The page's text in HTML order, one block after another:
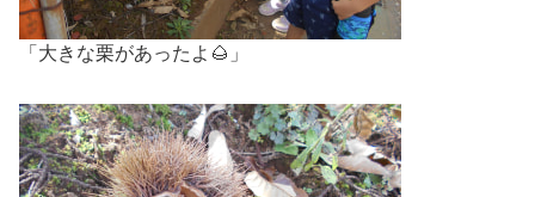
「大きな栗があったよ🌰」